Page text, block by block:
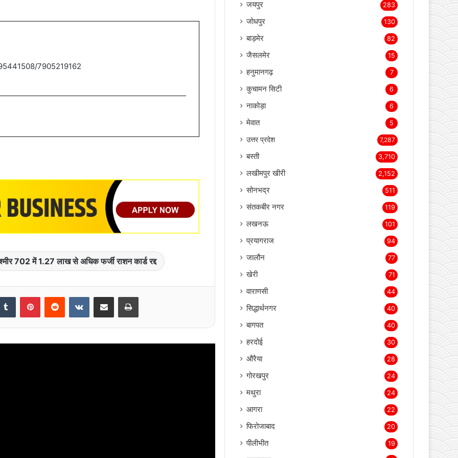
7905219162
702 में 1.27 लाख से अधिक फर्जी राशन कार्ड रद्द
Tumblr PinterestReddit VKontakteShare via Email Print
बीकानेर 2,342
भिवाड़ी 1,364
खैरथल- तिजारा 1,207
अलवर 721
जयपुर 283
जोधपुर 130
बाड़मेर 82
जैसलमेर 15
हनुमानगढ़ 7
कुचामन सिटी 6
नाकोड़ा 6
मेवात 5
उत्तर प्रदेश 7,287
बस्ती 3,710
लखीमपुर खीरी 2,152
सोनभद्र 511
संतकबीर नगर 119
लखनऊ 101
प्रयागराज 94
जालौन 77
खेरी 71
वाराणसी 44
सिद्धार्थनगर 40
बागपत 40
हरदोई 30
औरैया 28
गोरखपुर 24